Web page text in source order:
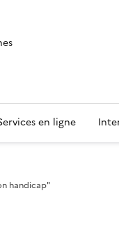
en ligne
handicap"